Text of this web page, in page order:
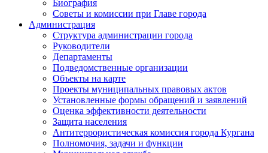
Биография
Советы и комиссии при Главе города
Администрация
Структура администрации города
Руководители
Департаменты
Подведомственные организации
Объекты на карте
Проекты муниципальных правовых актов
Установленные формы обращений и заявлений
Оценка эффективности деятельности
Защита населения
Антитеррористическая комиссия города Кургана
Полномочия, задачи и функции